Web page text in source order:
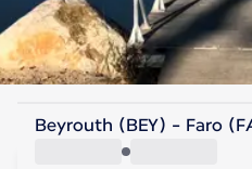
Portugal
Beyrouth (BEY) - Faro